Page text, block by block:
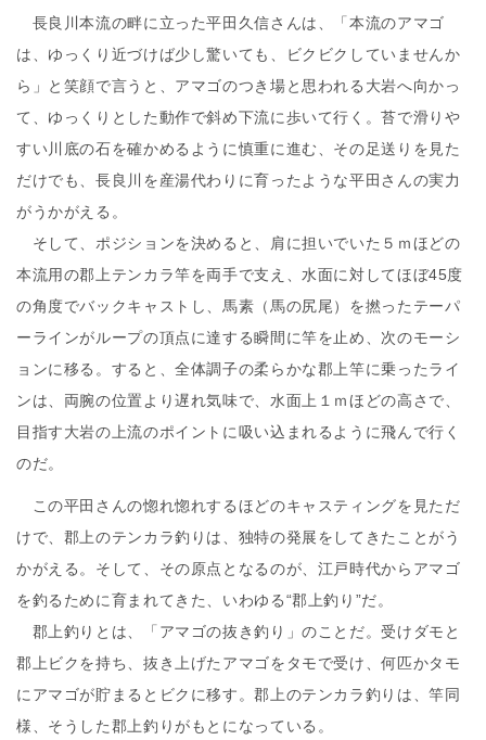
長良川本流の畔に立った平田久信さんは、「本流のアマゴ
は、ゆっくり近づけば少し驚いても、ビクビクしていませんか
ら」と笑顔で言うと、アマゴのつき場と思われる大岩へ向かっ
て、ゆっくりとした動作で斜め下流に歩いて行く。苔で滑りや
すい川底の石を確かめるように慎重に進む、その足送りを見た
だけでも、長良川を産湯代わりに育ったような平田さんの実力
がうかがえる。
そして、ポジションを決めると、肩に担いでいた５ｍほどの
本流用の郡上テンカラ竿を両手で支え、水面に対してほぼ45度
の角度でバックキャストし、馬素（馬の尻尾）を撚ったテーパ
ーラインがループの頂点に達する瞬間に竿を止め、次のモーシ
ョンに移る。すると、全体調子の柔らかな郡上竿に乗ったライ
ンは、両腕の位置より遅れ気味で、水面上１ｍほどの高さで、
目指す大岩の上流のポイントに吸い込まれるように飛んで行く
のだ。
この平田さんの惚れ惚れするほどのキャスティングを見ただ
けで、郡上のテンカラ釣りは、独特の発展をしてきたことがう
かがえる。そして、その原点となるのが、江戸時代からアマゴ
を釣るために育まれてきた、いわゆる“郡上釣り”だ。
郡上釣りとは、「アマゴの抜き釣り」のことだ。受けダモと
郡上ビクを持ち、抜き上げたアマゴをタモで受け、何匹かタモ
にアマゴが貯まるとビクに移す。郡上のテンカラ釣りは、竿同
様、そうした郡上釣りがもとになっている。